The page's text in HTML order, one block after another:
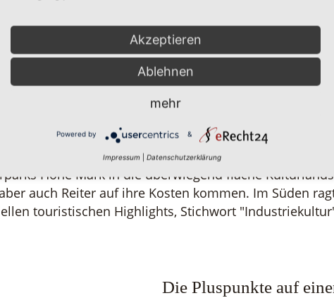
in den satten Farben lebender Natur, auf ein
Gassen, auf einsame Pfade und gesellige
der Haard, der "kleinen" Hohe Mark, der Üfter
Gaststuben, gemütlichen Bauernhof-Cafés oder
Hohe Mark in die überwiegend flache
auch Reiter auf ihre Kosten kommen. Im Süden
touristischen Highlights, Stichwort
Die Pluspunkte auf
Akzeptieren
Ablehnen
mehr
Powered by &
Impressum | Datenschutzerklärung